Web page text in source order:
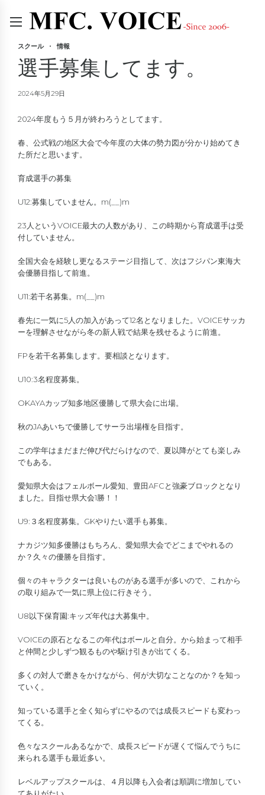
スクール 情報
選手募集してます。
2024年5月29日
2024年度もう５月が終わろうとしてます。
春、公式戦の地区大会で今年度の大体の勢力図が分かり始めてき
た所だと思います。
育成選手の募集
U12:募集していません。m(__)m
23人というVOICE最大の人数があり、この時期から育成選手は受
付していません。
全国大会を経験し更なるステージ目指して、次はフジパン東海大
会優勝目指して前進。
U11:若干名募集。m(__)m
春先に一気に5人の加入があって12名となりました。VOICEサッカ
ーを理解させながら冬の新人戦で結果を残せるように前進。
FPを若干名募集します。要相談となります。
U10:3名程度募集。
OKAYAカップ知多地区優勝して県大会に出場。
秋のJAあいちで優勝してサーラ出場権を目指す。
この学年はまだまだ伸び代だらけなので、夏以降がとても楽しみ
でもある。
愛知県大会はフェルボール愛知、豊田AFCと強豪ブロックとなり
ました。目指せ県大会1勝！！
U9:３名程度募集。GKやりたい選手も募集。
ナカジツ知多優勝はもちろん、愛知県大会でどこまでやれるの
か？久々の優勝を目指す。
個々のキャラクターは良いものがある選手が多いので、これから
の取り組みで一気に県上位に行きそう。
U8以下保育園:キッズ年代は大募集中。
VOICEの原石となるこの年代はボールと自分。から始まって相手
と仲間と少しずつ観るものや駆け引きが出てくる。
多くの対人で磨きをかけながら、何が大切なことなのか？を知っ
ていく。
知っている選手と全く知らずにやるのでは成長スピードも変わっ
てくる。
色々なスクールあるなかで、成長スピードが遅くて悩んでうちに
来られる選手も最近多い。
レベルアップスクールは、４月以降も入会者は順調に増加してい